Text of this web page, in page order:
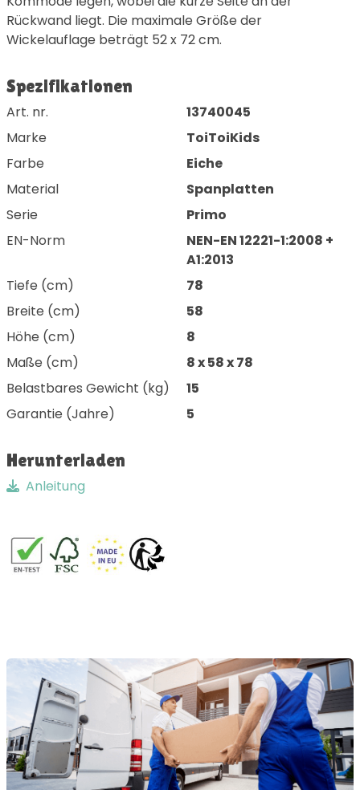
Rückwand liegt. Die maximale Größe der
Wickelauflage beträgt 52 x 72 cm.
Spezifikationen
Art. nr.
13740045
Marke
ToiToiKids
Farbe
Eiche
Material
Spanplatten
Serie
Primo
EN-Norm
NEN-EN 12221-1:2008 +
A1:2013
Tiefe (cm)
78
Breite (cm)
58
Höhe (cm)
8
Maße (cm)
8 x 58 x 78
Belastbares Gewicht (kg)
15
Garantie (Jahre)
5
Herunterladen
Anleitung